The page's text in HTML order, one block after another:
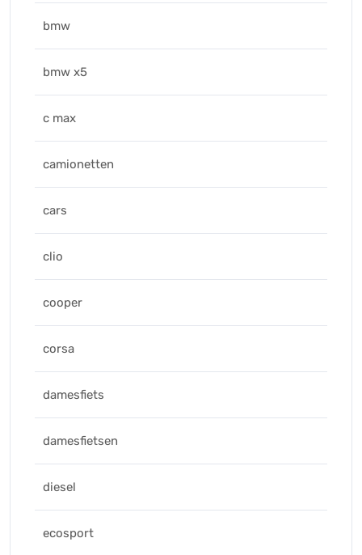
bmw
bmw x5
c max
camionetten
cars
clio
cooper
corsa
damesfiets
damesfietsen
diesel
ecosport